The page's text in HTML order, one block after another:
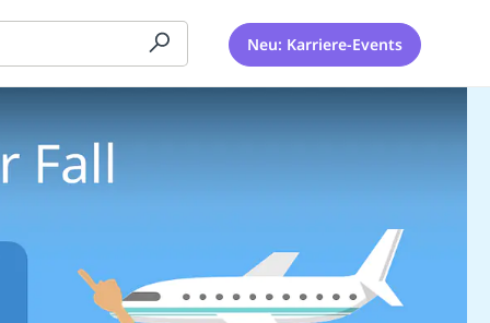
Neu: Karriere-Events